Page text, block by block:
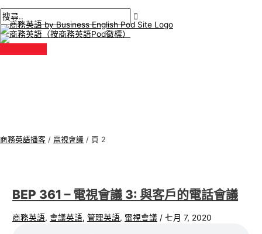
至
內
容
選
商務英語播客 / 電視會議 / 頁 2
BEP 361 – 電視會議 3: 與客戶的電話會議
商務英語,會議英語,管理英語, 電視會議 /七月 7, 2020
分
頁
商
務
英
語
搜
尋
: